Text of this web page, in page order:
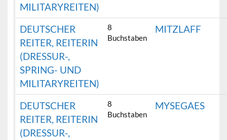
MILITARYREITEN)
DEUTSCHER
REITER, REITERIN
(DRESSUR-,
SPRING- UND
MILITARYREITEN)
8
Buchstaben
MITZLAFF
DEUTSCHER
REITER, REITERIN
(DRESSUR-,
8
Buchstaben
MYSEGAES